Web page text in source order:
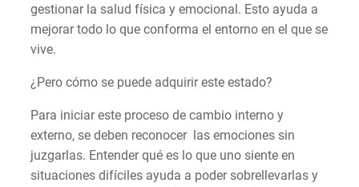
gestionar la salud física y emocional. Esto ayuda a
mejorar todo lo que conforma el entorno en el que se
vive.
¿Pero cómo se puede adquirir este estado?
Para iniciar este proceso de cambio interno y
externo, se deben reconocer las emociones sin
juzgarlas. Entender qué es lo que uno siente en
situaciones difíciles ayuda a poder sobrellevarlas y